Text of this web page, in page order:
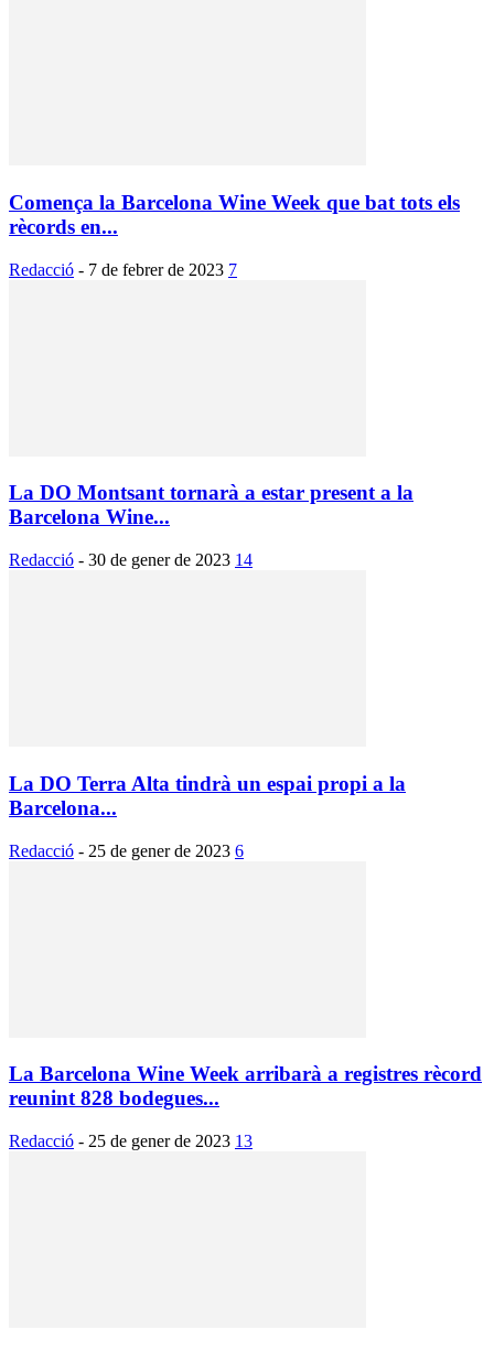
Comença la Barcelona Wine Week que bat tots els
rècords en...
Redacció - 7 de febrer de 2023 7
La DO Montsant tornarà a estar present a la
Barcelona Wine...
Redacció - 30 de gener de 2023 14
La DO Terra Alta tindrà un espai propi a la
Barcelona...
Redacció - 25 de gener de 2023 6
La Barcelona Wine Week arribarà a registres rècord
reunint 828 bodegues...
Redacció - 25 de gener de 2023 13